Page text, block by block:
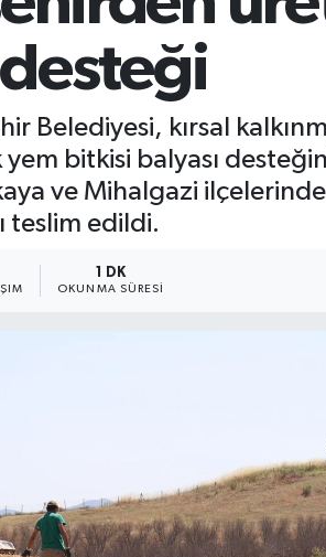
desteği
Belediyesi, kırsal
bitkisi balyası
ve Mihalgazi
teslim edildi.
1 DK
OKUNMA SÜRESI